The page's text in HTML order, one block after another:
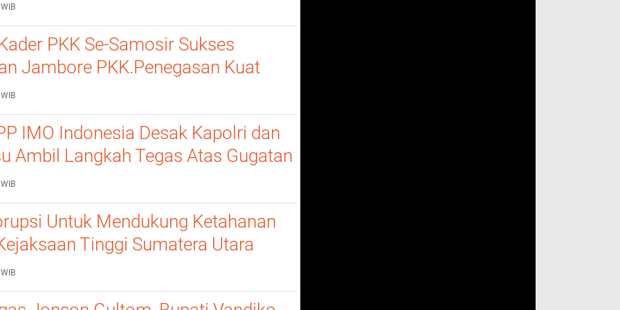
PKK Se-Samosir Sukses
Jambore PKK.Penegasan Kuat
Dalam Membangun
IMO Indonesia Desak Kapolri dan
Ambil Langkah Tegas Atas Gugatan
Untuk Mendukung Ketahanan
Tinggi Sumatera Utara
Hukum Pada Dinas
Dan Ketahanan Pangan